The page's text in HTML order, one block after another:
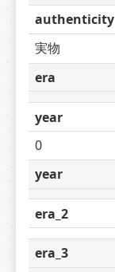
authenticity
実物
era
year
0
year
era_2
era_3